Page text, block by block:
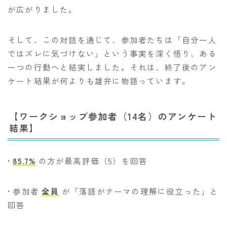
が広がりました。
そして、この対話を通じて、参加者たちは「自分一人
ではズレに気づけない」という事実を深く悟り、ある
一つの行動へと結実しました。それは、終了後のアン
ケート結果が何よりも雄弁に物語っています。
【ワークショップ参加者（14名）のアンケート
結果】
• 85.7% の方が最高評価（5）を回答
• 参加者全員 が「落語がテーマの理解に役立った」と
回答